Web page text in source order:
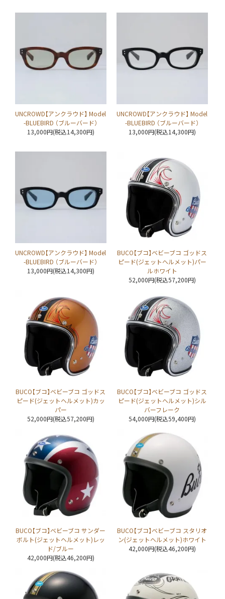
UNCROWD【アンクラウド】 Model
-BLUEBIRD （ブルーバード）
13,000円(税込14,300円)
UNCROWD【アンクラウド】 Model
-BLUEBIRD （ブルーバード）
13,000円(税込14,300円)
UNCROWD【アンクラウド】 Model
-BLUEBIRD （ブルーバード）
13,000円(税込14,300円)
BUCO【ブコ】ベビーブコ ゴッドス
ピード(ジェットヘルメット)パー
ルホワイト
52,000円(税込57,200円)
BUCO【ブコ】ベビーブコ ゴッドス
ピード(ジェットヘルメット)カッ
パー
52,000円(税込57,200円)
BUCO【ブコ】ベビーブコ ゴッドス
ピード(ジェットヘルメット)シル
バーフレーク
54,000円(税込59,400円)
BUCO【ブコ】ベビーブコ サンダー
ボルト(ジェットヘルメット)レッ
ド/ブルー
42,000円(税込46,200円)
BUCO【ブコ】ベビーブコ スタリオ
ン(ジェットヘルメット)ホワイト
42,000円(税込46,200円)